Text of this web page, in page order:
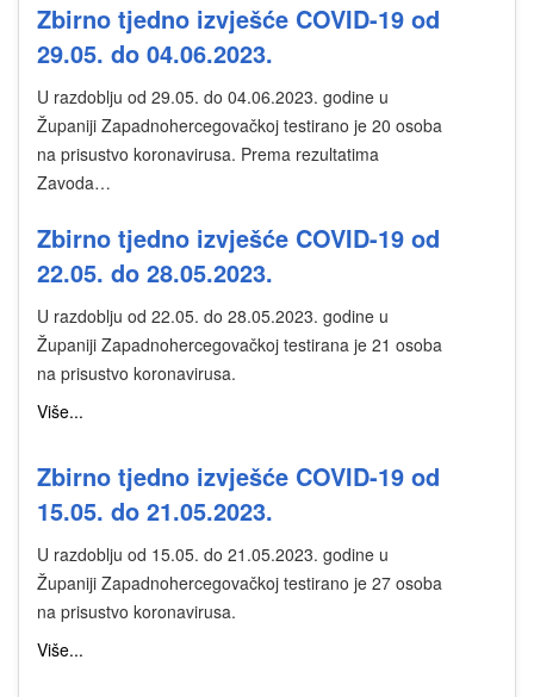
Zbirno tjedno izvješće COVID-19 od
29.05. do 04.06.2023.
U razdoblju od 29.05. do 04.06.2023. godine u
Županiji Zapadnohercegovačkoj testirano je 20 osoba
na prisustvo koronavirusa. Prema rezultatima
Zavoda…
Zbirno tjedno izvješće COVID-19 od
22.05. do 28.05.2023.
U razdoblju od 22.05. do 28.05.2023. godine u
Županiji Zapadnohercegovačkoj testirana je 21 osoba
na prisustvo koronavirusa.
Više...
Zbirno tjedno izvješće COVID-19 od
15.05. do 21.05.2023.
U razdoblju od 15.05. do 21.05.2023. godine u
Županiji Zapadnohercegovačkoj testirano je 27 osoba
na prisustvo koronavirusa.
Više...